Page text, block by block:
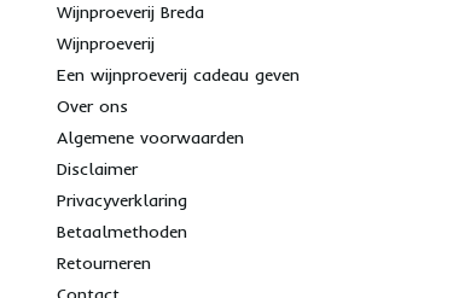
Wijnproeverij Breda
Wijnproeverij
Een wijnproeverij cadeau geven
Over ons
Algemene voorwaarden
Disclaimer
Privacyverklaring
Betaalmethoden
Retourneren